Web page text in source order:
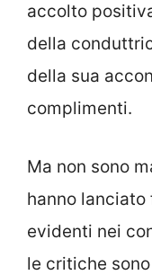
accolto
della
della sua
complimenti.
Ma non sono
hanno
evidenti nei
le critiche